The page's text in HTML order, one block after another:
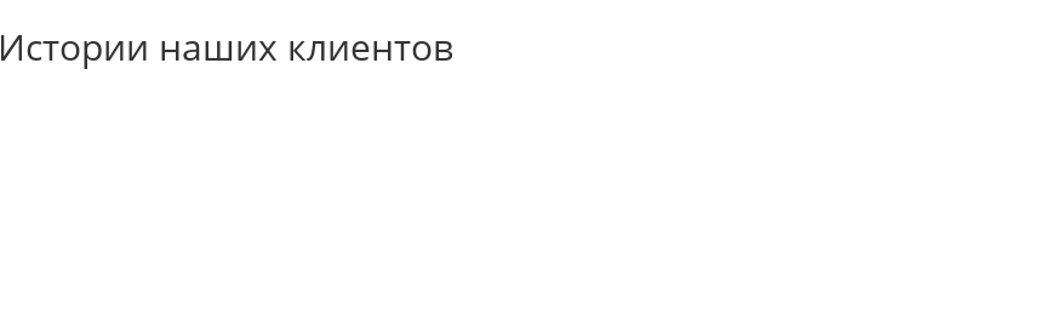
Истории наших клиентов